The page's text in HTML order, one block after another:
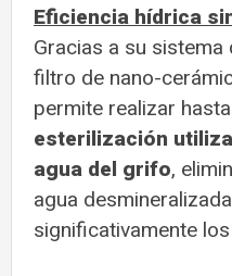
Eficiencia hídrica
Gracias a su
filtro de nano-
permite realizar hasta
esterilización
agua del grifo,
agua
significativamente